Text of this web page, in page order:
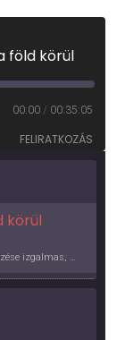
föld körül
00:00 / 00:35:05
FELIRATKOZÁS
körül
Az UNICEF Magyarország jótékonysági kezdeményezése izgalmas, egész éves világkörüli ízutazásra hív, igazi családi program és gasztroedukáció, illetve segítség a rászorulóknak is egyben.